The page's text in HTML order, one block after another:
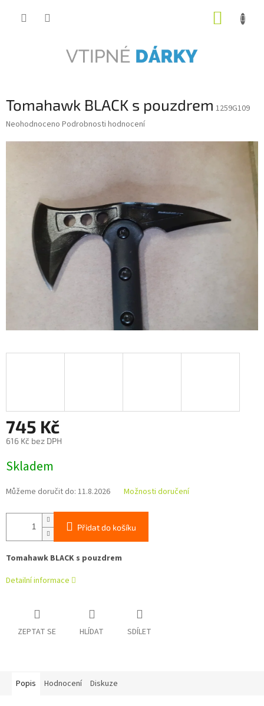
Tomahawk BLACK s pouzdrem 1259G109
Průměrné
hvězdiček.
Neohodnoceno Podrobnosti hodnocení
745 Kč
616 Kč bez DPH
cena:
Skladem
Můžeme doručit do: 11.8.2026 Možnosti doručení
Přidat do košíku
Tomahawk BLACK s pouzdrem
Detailní informace
ZEPTAT SE HLÍDAT SDÍLET
Popis Hodnocení Diskuze